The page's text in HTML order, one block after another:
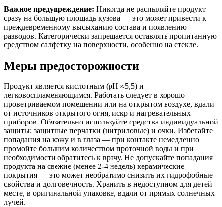
Важное предупреждение: Никогда не распыляйте продукт
сразу на большую площадь кузова — это может привести к
преждевременному высыханию состава и появлению
разводов. Категорически запрещается оставлять пропитанную
средством салфетку на поверхности, особенно на стекле.
Меры предосторожности
Продукт является кислотным (pH ≈5,5) и
легковоспламеняющимся. Работать следует в хорошо
проветриваемом помещении или на открытом воздухе, вдали
от источников открытого огня, искр и нагревательных
приборов. Обязательно используйте средства индивидуальной
защиты: защитные перчатки (нитриловые) и очки. Избегайте
попадания на кожу и в глаза — при контакте немедленно
промойте большим количеством проточной воды и при
необходимости обратитесь к врачу. Не допускайте попадания
продукта на свежие (менее 2-4 недель) керамические
покрытия — это может необратимо снизить их гидрофобные
свойства и долговечность. Хранить в недоступном для детей
месте, в оригинальной упаковке, вдали от прямых солнечных
лучей.